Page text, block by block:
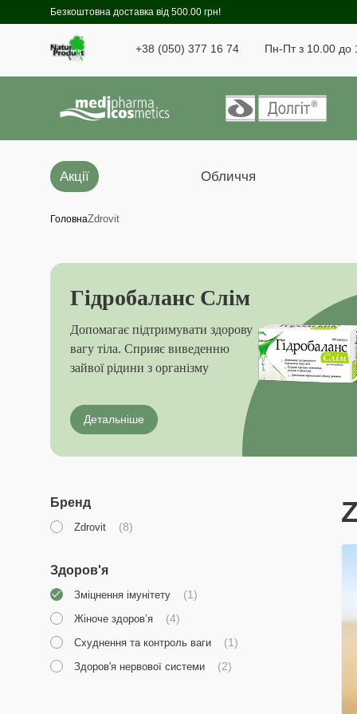
Безкоштовна доставка від 500.00 грн!
+38 (050) 377 16 74 Пн-Пт з 10.00 до
Акції Обличчя
ГоловнаZdrovit
Гідробаланс Cлім
Допомагає підтримувати здорову
вагу тіла. Сприяє виведенню
зайвої рідини з організму
Детальніше
Бренд
Zdrovit (8)
Здоров'я
Зміцнення імунітету (1)
Жіноче здоров’я (4)
Схуднення та контроль ваги (1)
Здоров'я нервової системи (2)